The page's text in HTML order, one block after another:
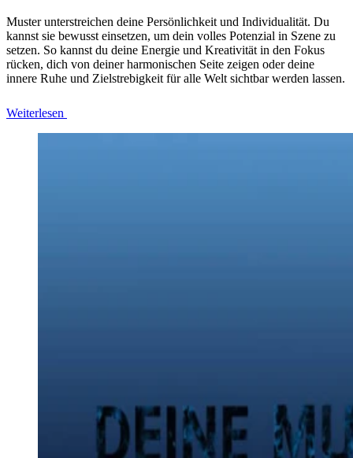
Muster unterstreichen deine Persönlichkeit und Individualität. Du
kannst sie bewusst einsetzen, um dein volles Potenzial in Szene zu
setzen. So kannst du deine Energie und Kreativität in den Fokus
rücken, dich von deiner harmonischen Seite zeigen oder deine
innere Ruhe und Zielstrebigkeit für alle Welt sichtbar werden lassen.
Weiterlesen